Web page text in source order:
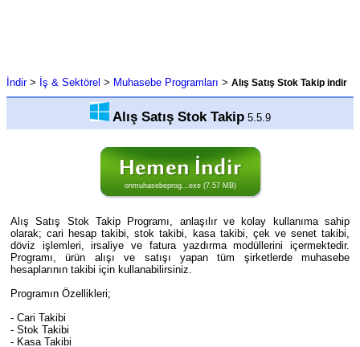
İndir> İş & Sektörel > Muhasebe Programları > Alış Satış Stok Takip indir
Alış Satış Stok Takip5.5.9
onmuhasebeprog...exe (7.57 MB)
Alış Satış Stok Takip Programı, anlaşılır ve kolay kullanıma sahip
olarak; cari hesap takibi, stok takibi, kasa takibi, çek ve senet takibi,
döviz işlemleri, irsaliye ve fatura yazdırma modüllerini içermektedir.
Programı, ürün alışı ve satışı yapan tüm şirketlerde muhasebe
hesaplarının takibi için kullanabilirsiniz.
Programın Özellikleri;
- Cari Takibi
- Stok Takibi
- Kasa Takibi